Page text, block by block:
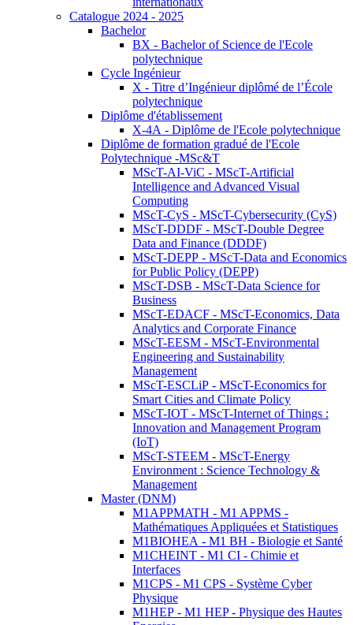
Catalogue 2024 - 2025
Bachelor
BX - Bachelor of Science de l'Ecole
polytechnique
Cycle Ingénieur
X - Titre d’Ingénieur diplômé de l’École
polytechnique
Diplôme d'établissement
X-4A - Diplôme de l'Ecole polytechnique
Diplôme de formation gradué de l'Ecole
Polytechnique -MSc&T
MScT-AI-ViC - MScT-Artificial
Intelligence and Advanced Visual
Computing
MScT-CyS - MScT-Cybersecurity (CyS)
MScT-DDDF - MScT-Double Degree
Data and Finance (DDDF)
MScT-DEPP - MScT-Data and Economics
for Public Policy (DEPP)
MScT-DSB - MScT-Data Science for
Business
MScT-EDACF - MScT-Economics, Data
Analytics and Corporate Finance
MScT-EESM - MScT-Environmental
Engineering and Sustainability
Management
MScT-ESCLiP - MScT-Economics for
Smart Cities and Climate Policy
MScT-IOT - MScT-Internet of Things :
Innovation and Management Program
(IoT)
MScT-STEEM - MScT-Energy
Environment : Science Technology &
Management
Master (DNM)
M1APPMATH - M1 APPMS -
Mathématiques Appliquées et Statistiques
M1BIOHEA - M1 BH - Biologie et Santé
M1CHEINT - M1 CI - Chimie et
Interfaces
M1CPS - M1 CPS - Système Cyber
Physique
M1HEP - M1 HEP - Physique des Hautes